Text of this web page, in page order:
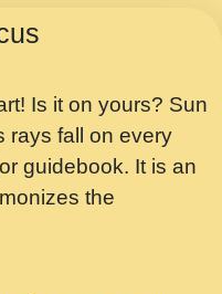
Ho.mp3
हर क मनन न आय
-Swami
Shyam
Is it on yours? Sun
rays fall on every
guidebook. It is an
the